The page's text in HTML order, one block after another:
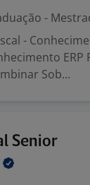
-
-
ERP
Sob...
Senior